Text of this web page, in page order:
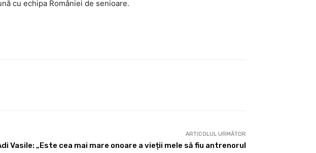
cu echipa României de senioare.
ARTICOLUL URMĂTOR
Vasile: „Este cea mai mare onoare a vieții mele să fiu antrenorul